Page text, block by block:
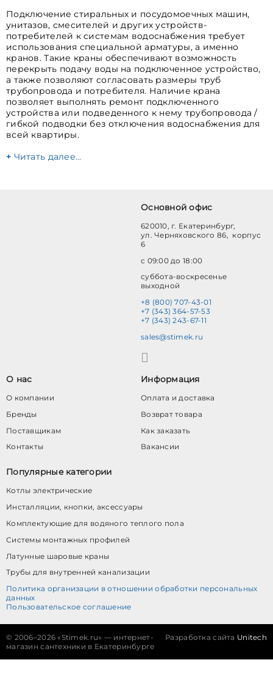
Подключение стиральных и посудомоечных машин,
унитазов, смесителей и других устройств-
потребителей к системам водоснабжения требует
использования специальной арматуры, а именно
кранов. Такие краны обеспечивают возможность
перекрыть подачу воды на подключенное устройство,
а также позволяют согласовать размеры труб
трубопровода и потребителя. Наличие крана
позволяет выполнять ремонт подключенного
устройства или подведенного к нему трубопровода /
гибкой подводки без отключения водоснабжения для
всей квартиры.
Читать далее…
Основной офис
620010, г. Екатеринбург,
ул. Черняховского 86, корпус
6
с 09:00 до 18:00
суббота-воскресенье
выходной
+8 (800) 707-43-01
+7 (343) 364-57-53
+7 (343) 243-67-11
sales@stimek.ru
О нас
О компании
Бренды
Поставщикам
Контакты
Информация
Оплата и доставка
Возврат товара
Как заказать
Вакансии
Популярные категории
Котлы электрические
Инсталляции, кнопки, аксессуары
Комплектующие для водяного теплого пола
Системы монтажных профилей
Латунные шаровые краны
Трубы для внутренней канализации
Политика организации в отношении обработки персональных
данных
Пользовательское соглашение
© 2006–2026 «Stimek.ru» — интернет-
магазин сантехники в Екатеринбурге
Разработка сайта Unitech